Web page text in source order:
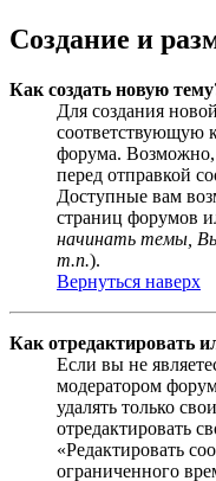
Создание и
Как создать новую
Для создания
соответствующую
форума. Возможно,
перед отправкой
Доступные вам
страниц форумов
начинать темы,
т.п.).
Вернуться наверх
Как отредактировать
Если вы не
модератором
удалять только
отредактировать
«Редактировать
ограниченного